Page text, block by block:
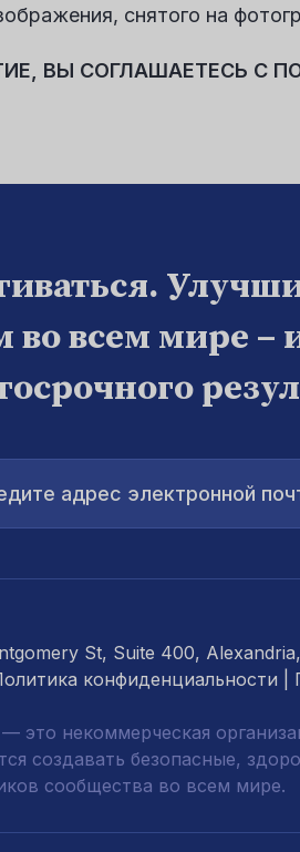
снятого на
ВЫ СОГЛАШАЕТЕСЬ С
во всем мире –
St, Suite 400,
конфиденциальности
— это некоммерческая
создавать безопасные,
сообщества во всем мире.